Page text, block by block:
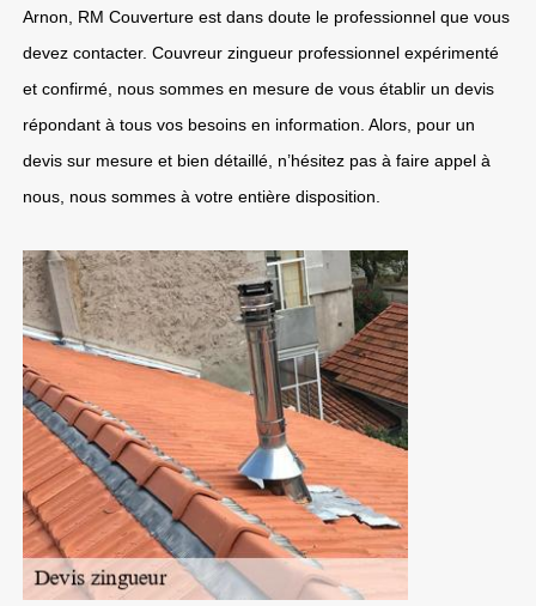
Arnon, RM Couverture est dans doute le professionnel que vous
devez contacter. Couvreur zingueur professionnel expérimenté
et confirmé, nous sommes en mesure de vous établir un devis
répondant à tous vos besoins en information. Alors, pour un
devis sur mesure et bien détaillé, n’hésitez pas à faire appel à
nous, nous sommes à votre entière disposition.